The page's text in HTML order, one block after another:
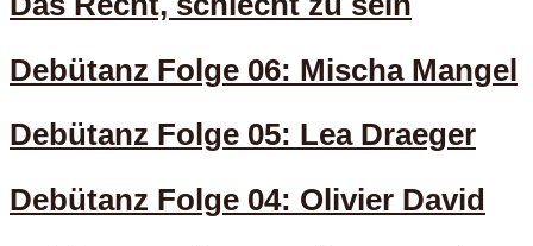
Debütanz Folge 06: Mischa Mangel
Debütanz Folge 05: Lea Draeger
Debütanz Folge 04: Olivier David